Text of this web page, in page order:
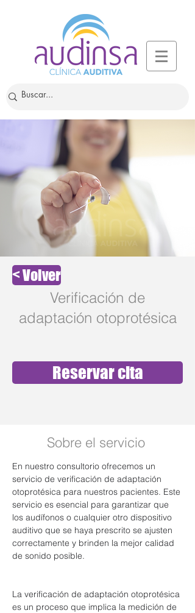
< Volver
Verificación de
adaptación otoprotésica
Reservar cita
Sobre el servicio
En nuestro consultorio ofrecemos un
servicio de verificación de adaptación
otoprotésica para nuestros pacientes. Este
servicio es esencial para garantizar que
los audífonos o cualquier otro dispositivo
auditivo que se haya prescrito se ajusten
correctamente y brinden la mejor calidad
de sonido posible.
La verificación de adaptación otoprotésica
es un proceso que implica la medición de